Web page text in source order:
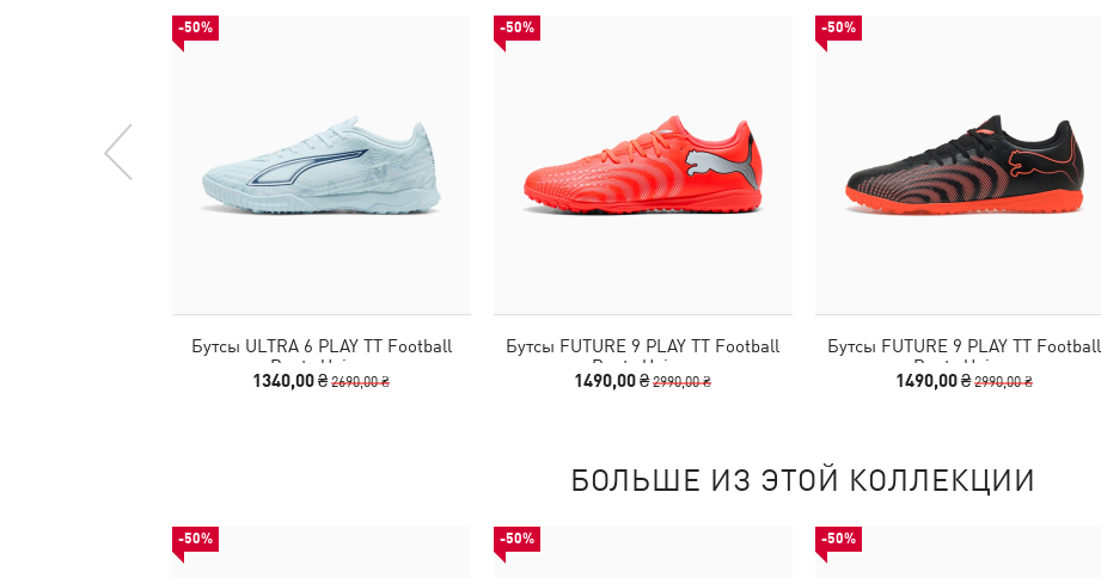
-50%
Бутсы ULTRA 6 PLAY TT Football
Boots Unisex
1340,00 ₴2690,00 ₴
-50%
Бутсы FUTURE 9 PLAY TT Football
Boots Unisex
1490,00 ₴2990,00 ₴
-50%
Бутсы FUTURE 9 PLAY TT Football
Boots Unisex
1490,00 ₴2990,00 ₴
БОЛЬШЕ ИЗ ЭТОЙ КОЛЛЕКЦИИ
-50% -50% -50%